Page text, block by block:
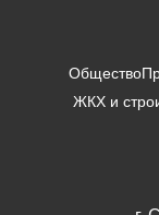
Общество
ЖКХ и